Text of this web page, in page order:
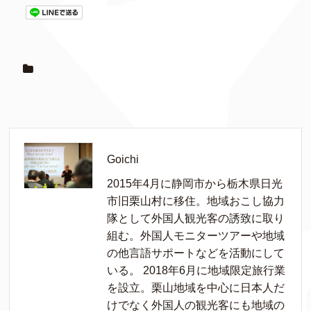
Goichi
2015年4月に静岡市から栃木県日光
市旧栗山村に移住。地域おこし協力
隊として外国人観光客の誘致に取り
組む。外国人モニターツアーや地域
の他言語サポートなどを活動にして
いる。 2018年6月に地域限定旅行業
を設立。栗山地域を中心に日本人だ
けでなく外国人の観光客にも地域の